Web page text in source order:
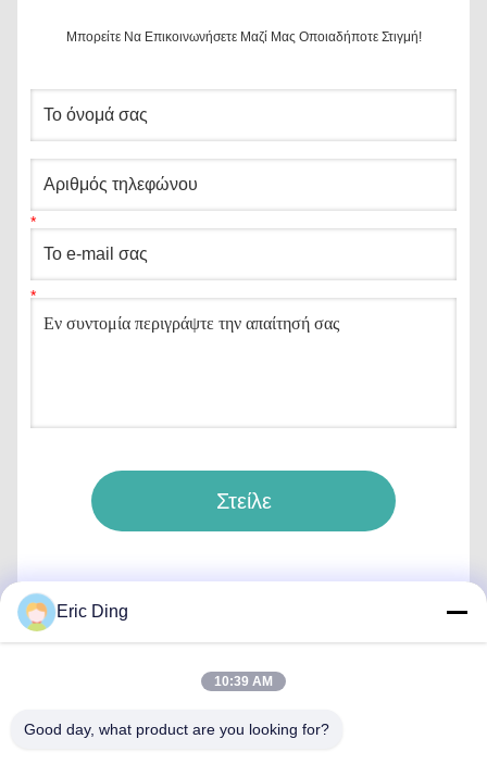
Μπορείτε Να Επικοινωνήσετε Μαζί Μας Οποιαδήποτε Στιγμή!
Στείλε
Γρήγορη επικοινωνία
Διεύθυνση
Eric Ding
10:39 AM
Good day, what product are you looking for?